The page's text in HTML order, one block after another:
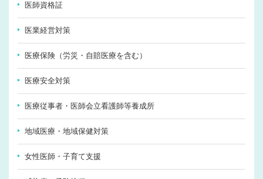
医師資格証
医業経営対策
医療保険（労災・自賠医療を含む）
医療安全対策
医療従事者・医師会立看護師等養成所
地域医療・地域保健対策
女性医師・子育て支援